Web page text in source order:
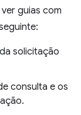
guias com
solicitação
consulta e os